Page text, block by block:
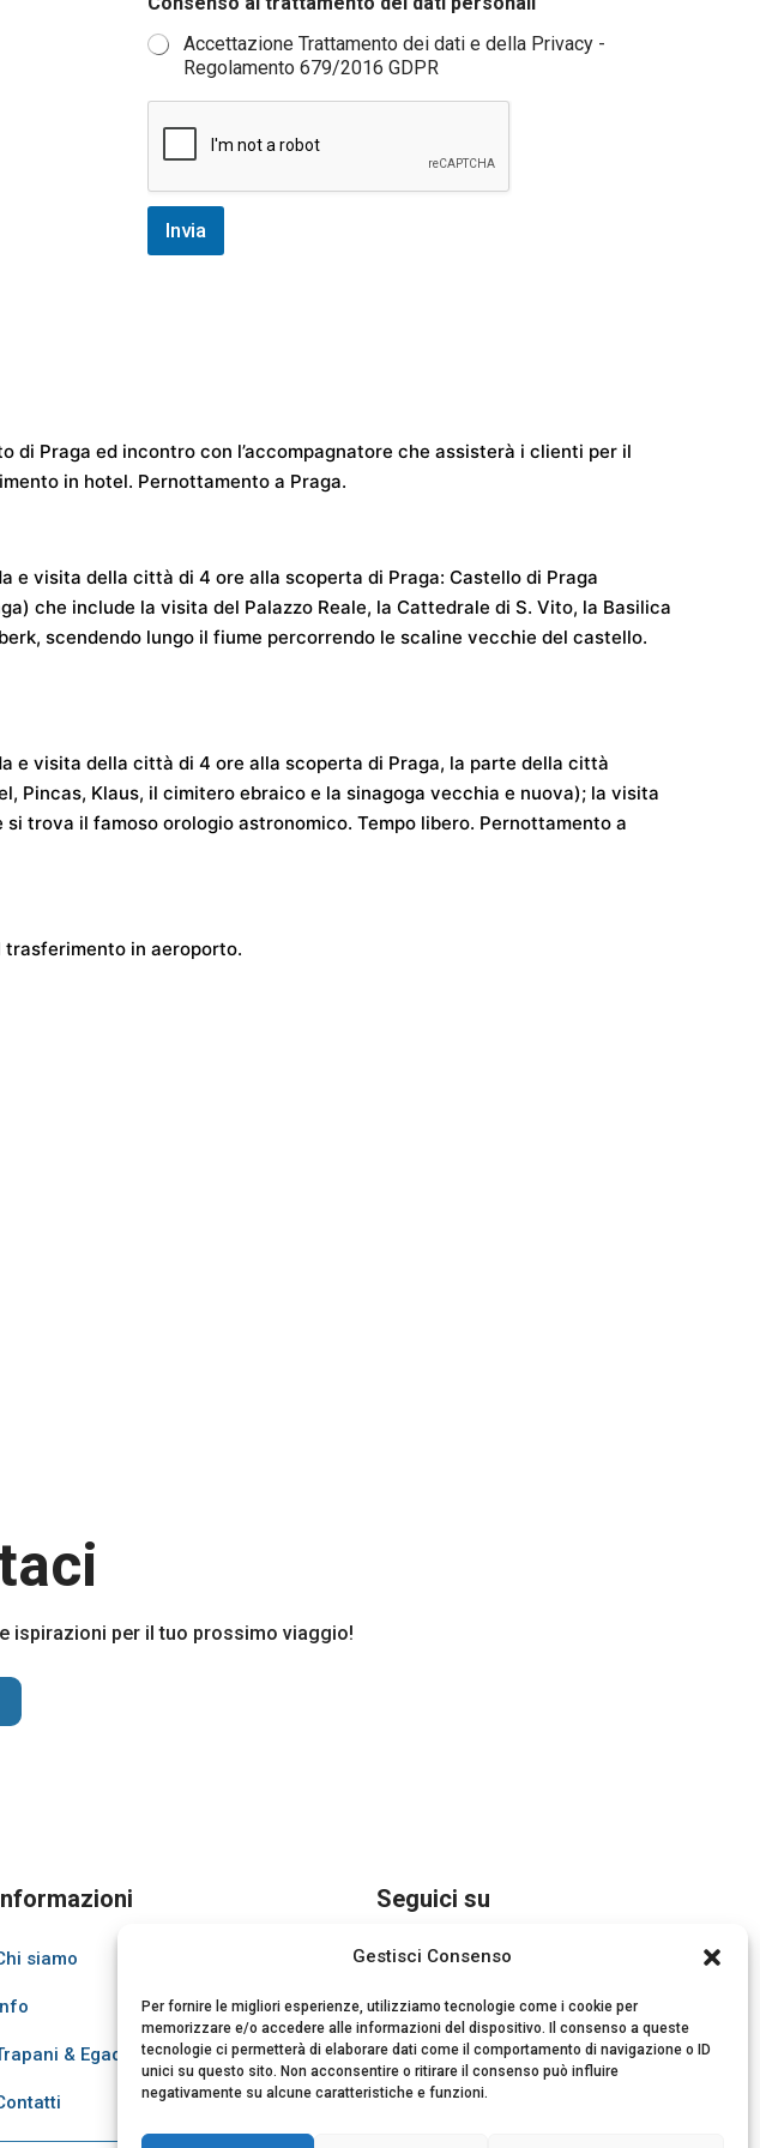
Gestisci Consenso
Per fornire le migliori esperienze, utilizziamo tecnologie come i cookie per
memorizzare e/o accedere alle informazioni del dispositivo. Il consenso a queste
tecnologie ci permetterà di elaborare dati come il comportamento di navigazione o ID
unici su questo sito. Non acconsentire o ritirare il consenso può influire
negativamente su alcune caratteristiche e funzioni.
s
a
e
Accettazione Trattamento dei dati e della Privacy -
Regolamento 679/2016 GDPR
Invia
di Praga ed incontro con l’accompagnatore che assisterà i clienti per il
in hotel. Pernottamento a Praga.
e visita della città di 4 ore alla scoperta di Praga: Castello di Praga
che include la visita del Palazzo Reale, la Cattedrale di S. Vito, la Basilica
scendendo lungo il fiume percorrendo le scaline vecchie del castello.
e visita della città di 4 ore alla scoperta di Praga, la parte della città
Pincas, Klaus, il cimitero ebraico e la sinagoga vecchia e nuova); la visita
trova il famoso orologio astronomico. Tempo libero. Pernottamento a
trasferimento in aeroporto.
ispirazioni per il tuo prossimo viaggio!
Informazioni
siamo
Info
& Egadi
Seguici su